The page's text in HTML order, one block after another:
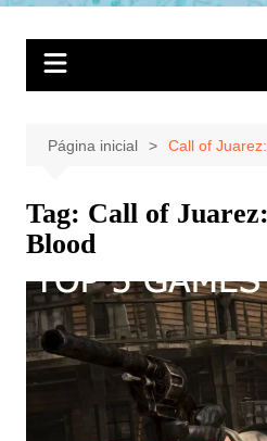
Página inicial Call of
Tag: Call of
Blood